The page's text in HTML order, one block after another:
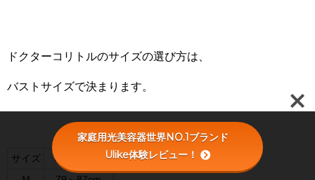
ドクターコリトルのサイズの選び方は、
バストサイズで決まります。
サイズ
バストｃｍ
家庭用光美容器世界NO.1ブランド
Ulike体験レビュー！